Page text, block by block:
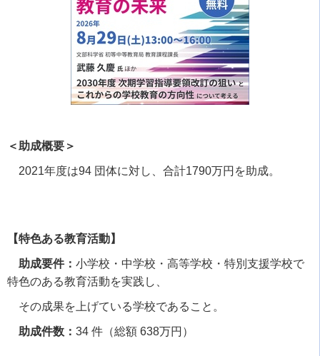
＜助成概要＞
2021年度は94 団体に対し、合計1790万円を助成。
【特色ある教育活動】
助成要件： 小学校・中学校・高等学校・特別支援学校で
特色のある教育活動を実践し、
その成果を上げている学校であること。
助成件数： 34 件（総額 638万円）